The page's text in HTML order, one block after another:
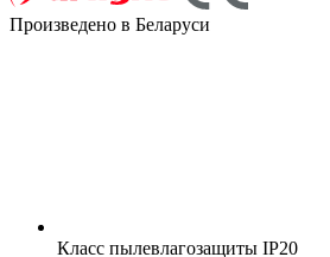
Произведено в Беларуси
Класс пылевлагозащиты IP20